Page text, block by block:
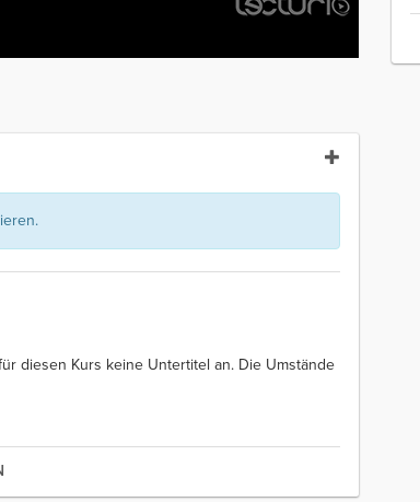
diesen Kurs keine Untertitel an. Die Umstände